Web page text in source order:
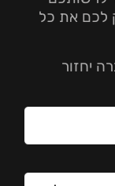
לכם את כל
יחזור